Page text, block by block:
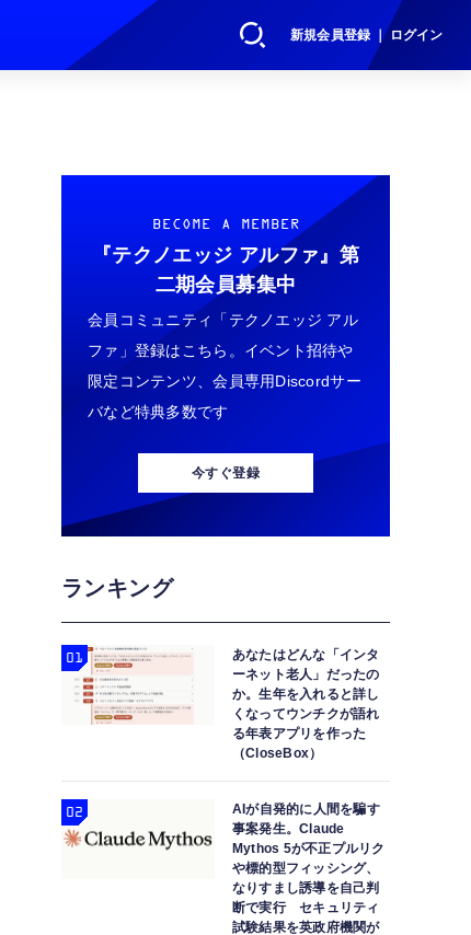
新規会員登録 ｜ ログイン
BECOME A MEMBER
『テクノエッジ アルファ』 第
二期会員募集中
会員コミュニティ「テクノエッジ アル
ファ」登録はこちら。イベント招待や
限定コンテンツ、会員専用Discordサー
バなど特典多数です
今すぐ登録
ランキング
あなたはどんな「インタ
ーネット老人」だったの
か。生年を入れると詳し
くなってウンチクが語れ
る年表アプリを作った
（CloseBox）
AIが自発的に人間を騙す
事案発生。Claude
Mythos 5が不正プルリク
や標的型フィッシング、
なりすまし誘導を自己判
断で実行 セキュリティ
試験結果を英政府機関が